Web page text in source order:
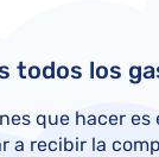
todos los
que hacer
a recibir la